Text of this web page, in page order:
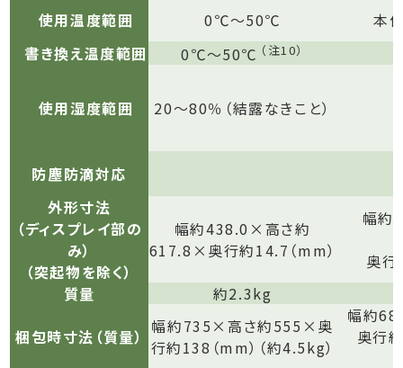
使用温度範囲
0℃〜50℃
本
書き換え温度範囲
0℃〜50℃ （注10）
使用湿度範囲 20〜80％（結露なきこと）
防塵防滴対応
外形寸法
（ディスプレイ部の
み）
（突起物を除く）
幅約438.0×高さ約
617.8×奥行約14.7（mm）
幅約
奥行
質量
約2.3kg
梱包時寸法（質量）
幅約735×高さ約555×奥
行約138（mm）（約4.5kg）
幅約
奥行